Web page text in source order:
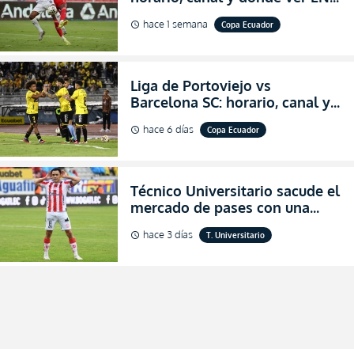
VIVO los octavos de final de la
Copa Ecuador 2026
schedule hace 1 semana Copa Ecuador
Liga de Portoviejo vs
Barcelona SC: horario, canal y
dónde ver EN VIVO los octavos
de final de la Copa Ecuador
schedule hace 6 días Copa Ecuador
Técnico Universitario sacude el
mercado de pases con una
verdadera revolución para
asegurar la permanencia
schedule hace 3 días T. Universitario